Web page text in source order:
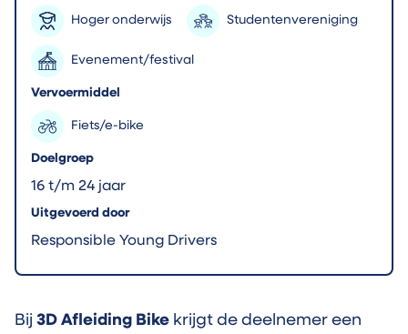
Hoger onderwijs Studentenvereniging
Evenement/festival
Vervoermiddel
Fiets/e-bike
Doelgroep
16 t/m 24 jaar
Uitgevoerd door
Responsible Young Drivers
Bij 3D Afleiding Bike krijgt de deelnemer een